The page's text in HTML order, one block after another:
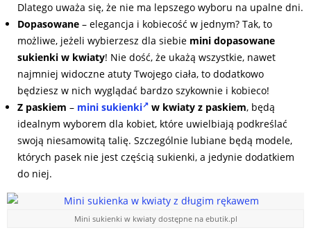
Dlatego uważa się, że nie ma lepszego wyboru na upalne dni.
Dopasowane – elegancja i kobiecość w jednym? Tak, to
możliwe, jeżeli wybierzesz dla siebie mini dopasowane
sukienki w kwiaty! Nie dość, że ukażą wszystkie, nawet
najmniej widoczne atuty Twojego ciała, to dodatkowo
będziesz w nich wyglądać bardzo szykownie i kobieco!
Z paskiem – mini sukienki w kwiaty z paskiem, będą
idealnym wyborem dla kobiet, które uwielbiają podkreślać
swoją niesamowitą talię. Szczególnie lubiane będą modele,
których pasek nie jest częścią sukienki, a jedynie dodatkiem
do niej.
Mini sukienki w kwiaty dostępne na ebutik.pl